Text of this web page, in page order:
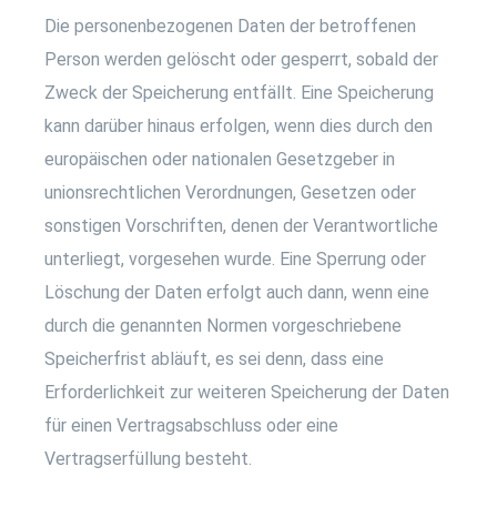
Die personenbezogenen Daten der betroffenen
Person werden gelöscht oder gesperrt, sobald der
Zweck der Speicherung entfällt. Eine Speicherung
kann darüber hinaus erfolgen, wenn dies durch den
europäischen oder nationalen Gesetzgeber in
unionsrechtlichen Verordnungen, Gesetzen oder
sonstigen Vorschriften, denen der Verantwortliche
unterliegt, vorgesehen wurde. Eine Sperrung oder
Löschung der Daten erfolgt auch dann, wenn eine
durch die genannten Normen vorgeschriebene
Speicherfrist abläuft, es sei denn, dass eine
Erforderlichkeit zur weiteren Speicherung der Daten
für einen Vertragsabschluss oder eine
Vertragserfüllung besteht.